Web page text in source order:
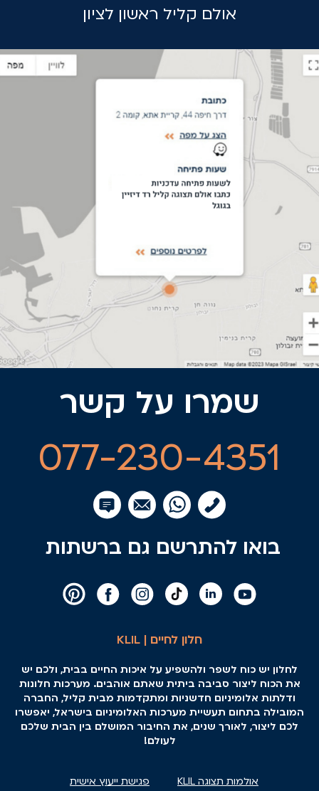
אולם קליל ראשון לציון
שמרו על קשר
077-230-4351
בואו להתרשם גם ברשתות
חלון לחיים | KLIL
לחלון יש כוח לשפר ולהשפיע על איכות החיים בבית, ולכם יש
את הכוח ליצור סביבה ביתית שאתם אוהבים. מערכות חלונות
ודלתות אלומיניום חדשניות ומתקדמות מבית קליל, החברה
המובילה בתחום תעשיית מערכות האלומיניום בישראל, יאפשרו
לכם ליצור, לאורך שנים, את החיבור המושלם בין הבית שלכם
לעולם!
אולמות תצוגה KLIL
פגישת ייעוץ אישית